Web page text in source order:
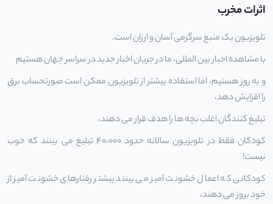
اثرات مخرب
تلویزیون یک منبع سرگرمی آسان و ارزان است.
با مشاهده اخبار بین المللی، ما در جریان اخبار جدید در سراسر جهان هستیم
و به روز هستیم، اما استفاده بیشتر از تلویزیون ممکن است صورتحساب برق
را افزایش دهد،
تبلیغ کنندگان اغلب بچه ها را هدف قرار می دهند،
کودکان فقط در تلویزیون سالانه حدود 40،000 تبلیغ می بینند که خوب
نیست!
کودکانی که اعمال خشونت آمیز می بینند بیشتر رفتارهای خشونت آمیز از
خود بروز می دهند،